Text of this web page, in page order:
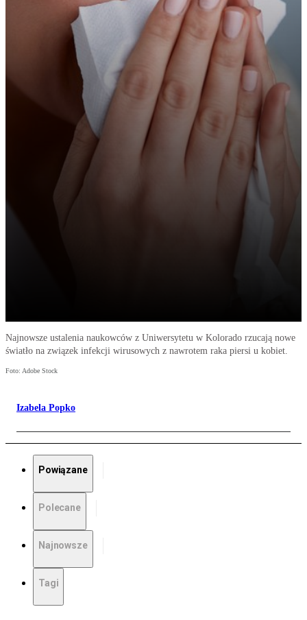
Najnowsze ustalenia naukowców z Uniwersytetu w Kolorado rzucają nowe
światło na związek infekcji wirusowych z nawrotem raka piersi u kobiet.
Foto: Adobe Stock
Izabela Popko
Powiązane
Polecane
Najnowsze
Tagi